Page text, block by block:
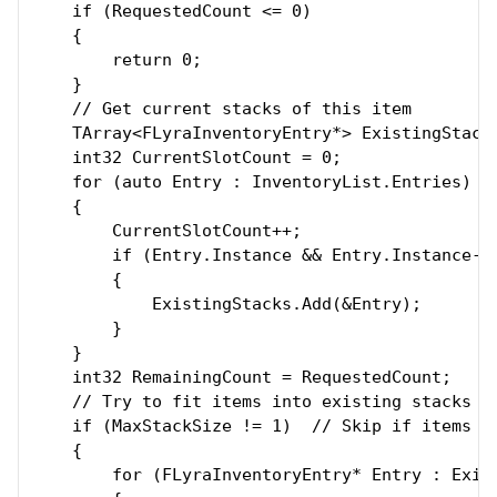
    if (RequestedCount <= 0)
    {
        return 0;
    }
    // Get current stacks of this item
TArray<FLyraInventoryEntry*>
    int32 CurrentSlotCount = 0;
    for (auto Entry : InventoryList.Entries)
    {
        CurrentSlotCount++;
if (Entry.Instance && Entry.Instance-
        {
            ExistingStacks.Add(&Entry);
        }
    }
    int32 RemainingCount = RequestedCount;
// Try to fit items into existing stacks
if (MaxStackSize != 1)  // Skip if items
    {
for (FLyraInventoryEntry* Entry :